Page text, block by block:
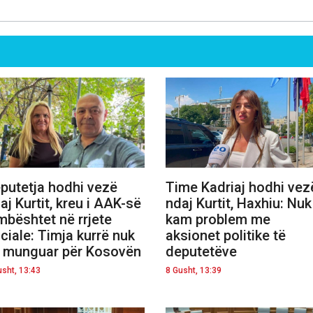
hodhi vezë
Kurtit, kreu i AAK-së
në rrjete
Timja kurrë nuk
munguar për Kosovën
13:43
Time Kadriaj hodhi
ndaj Kurtit, Haxhiu: Nuk
kam problem me
aksionet politike të
deputetëve
8 Gusht, 13:39